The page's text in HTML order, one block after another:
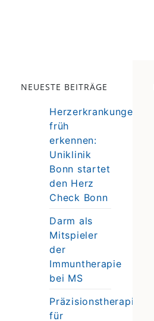
NEUESTE BEITRÄGE
Herzerkrankungen
früh
erkennen:
Uniklinik
Bonn startet
den Herz
Check Bonn
Darm als
Mitspieler
der
Immuntherapie
bei MS
Präzisionstherapie
für